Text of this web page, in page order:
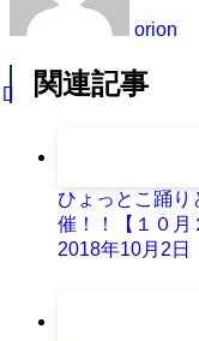
orion
関連記事
ひょっとこ踊
催！！【１０月
2018年10月2日